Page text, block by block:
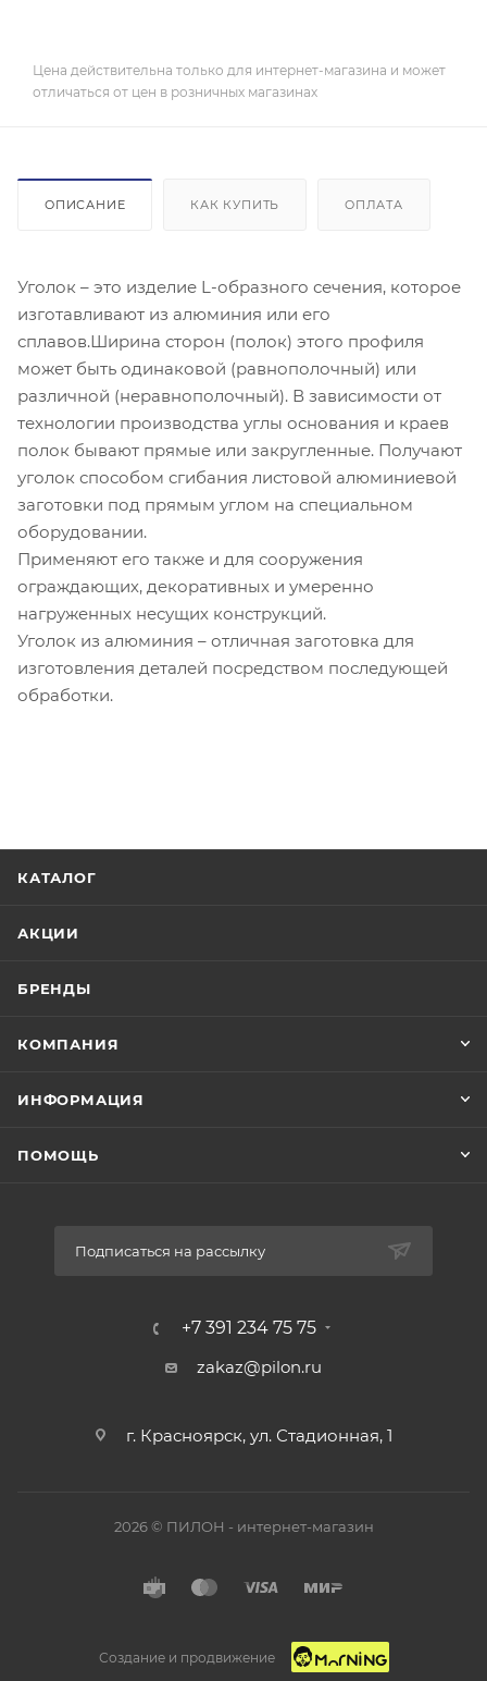
Цена действительна только для интернет-магазина и может
отличаться от цен в розничных магазинах
ОПИСАНИЕ КАК КУПИТЬ ОПЛАТА
Уголок – это изделие L-образного сечения, которое
изготавливают из алюминия или его
сплавов.Ширина сторон (полок) этого профиля
может быть одинаковой (равнополочный) или
различной (неравнополочный). В зависимости от
технологии производства углы основания и краев
полок бывают прямые или закругленные. Получают
уголок способом сгибания листовой алюминиевой
заготовки под прямым углом на специальном
оборудовании.
Применяют его также и для сооружения
ограждающих, декоративных и умеренно
нагруженных несущих конструкций.
Уголок из алюминия – отличная заготовка для
изготовления деталей посредством последующей
обработки.
КАТАЛОГ
АКЦИИ
БРЕНДЫ
КОМПАНИЯ
ИНФОРМАЦИЯ
ПОМОЩЬ
Подписаться на рассылку
+7 391 234 75 75
zakaz@pilon.ru
г. Красноярск, ул. Стадионная, 1
2026 © ПИЛОН - интернет-магазин
Создание и продвижение